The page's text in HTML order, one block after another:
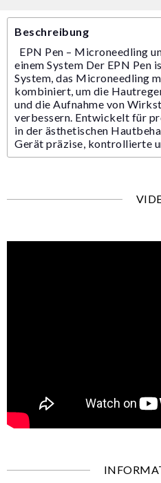
Beschreibung
EPN Pen – Microneedling
einem System Der EPN Pen
System, das Microneedling
kombiniert, um die
und die Aufnahme von
verbessern. Entwickelt für
in der ästhetischen
Gerät präzise, kontrollierte